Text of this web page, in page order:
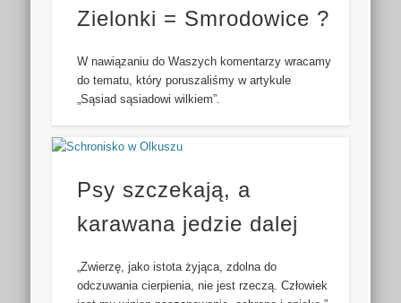
Zielonki = Smrodowice ?
W nawiązaniu do Waszych komentarzy wracamy
do tematu, który poruszaliśmy w artykule
„Sąsiad sąsiadowi wilkiem”.
Psy szczekają, a
karawana jedzie dalej
„Zwierzę, jako istota żyjąca, zdolna do
odczuwania cierpienia, nie jest rzeczą. Człowiek